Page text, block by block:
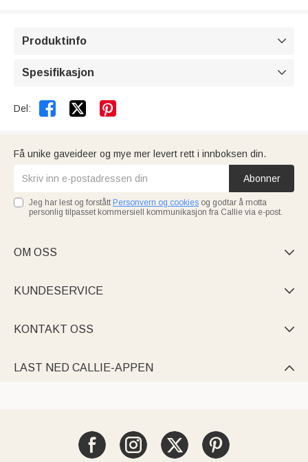
Produktinfo 
Spesifikasjon 
Del:  
Få unike gaveideer og mye mer levert rett i innboksen din.
Abonner
Jeg har lest og forstått Personvern og cookies og godtar å motta
personlig tilpasset kommersiell kommunikasjon fra Callie via e-post.
OM OSS 
KUNDESERVICE 
KONTAKT OSS 
LAST NED CALLIE-APPEN 